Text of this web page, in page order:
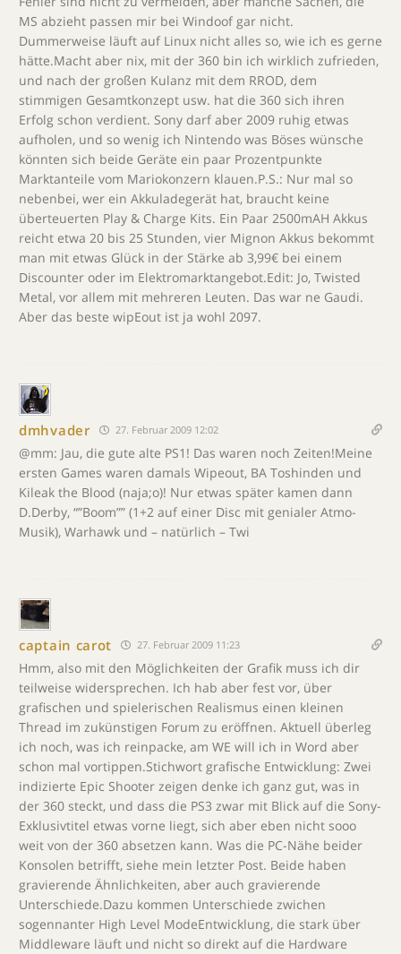
MS abzieht passen mir bei Windoof gar nicht.
Dummerweise läuft auf Linux nicht alles so, wie ich es gerne
hätte.Macht aber nix, mit der 360 bin ich wirklich zufrieden,
und nach der großen Kulanz mit dem RROD, dem
stimmigen Gesamtkonzept usw. hat die 360 sich ihren
Erfolg schon verdient. Sony darf aber 2009 ruhig etwas
aufholen, und so wenig ich Nintendo was Böses wünsche
könnten sich beide Geräte ein paar Prozentpunkte
Marktanteile vom Mariokonzern klauen.P.S.: Nur mal so
nebenbei, wer ein Akkuladegerät hat, braucht keine
überteuerten Play & Charge Kits. Ein Paar 2500mAH Akkus
reicht etwa 20 bis 25 Stunden, vier Mignon Akkus bekommt
man mit etwas Glück in der Stärke ab 3,99€ bei einem
Discounter oder im Elektromarktangebot.Edit: Jo, Twisted
Metal, vor allem mit mehreren Leuten. Das war ne Gaudi.
Aber das beste wipEout ist ja wohl 2097.
dmhvader 27. Februar 2009 12:02
@mm: Jau, die gute alte PS1! Das waren noch Zeiten!Meine
ersten Games waren damals Wipeout, BA Toshinden und
Kileak the Blood (naja;o)! Nur etwas später kamen dann
D.Derby, “”Boom”” (1+2 auf einer Disc mit genialer Atmo-
Musik), Warhawk und – natürlich – Twi
captain carot 27. Februar 2009 11:23
Hmm, also mit den Möglichkeiten der Grafik muss ich dir
teilweise widersprechen. Ich hab aber fest vor, über
grafischen und spielerischen Realismus einen kleinen
Thread im zukünstigen Forum zu eröffnen. Aktuell überleg
ich noch, was ich reinpacke, am WE will ich in Word aber
schon mal vortippen.Stichwort grafische Entwicklung: Zwei
indizierte Epic Shooter zeigen denke ich ganz gut, was in
der 360 steckt, und dass die PS3 zwar mit Blick auf die Sony-
Exklusivtitel etwas vorne liegt, sich aber eben nicht sooo
weit von der 360 absetzen kann. Was die PC-Nähe beider
Konsolen betrifft, siehe mein letzter Post. Beide haben
gravierende Ähnlichkeiten, aber auch gravierende
Unterschiede.Dazu kommen Unterschiede zwichen
sogennanter High Level ModeEntwicklung, die stark über
Middleware läuft und nicht so direkt auf die Hardware